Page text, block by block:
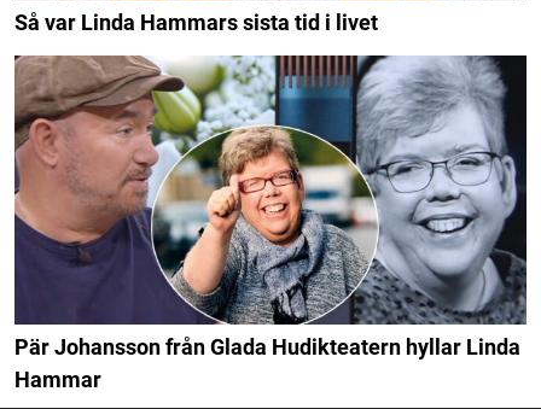
Så var Linda Hammars sista tid i livet
Pär Johansson från Glada Hudikteatern hyllar Linda
Hammar